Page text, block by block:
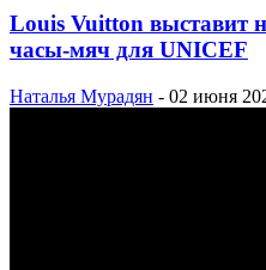
Louis Vuitton выставит
часы-мяч для UNICEF
Наталья Мурадян - 02 июня